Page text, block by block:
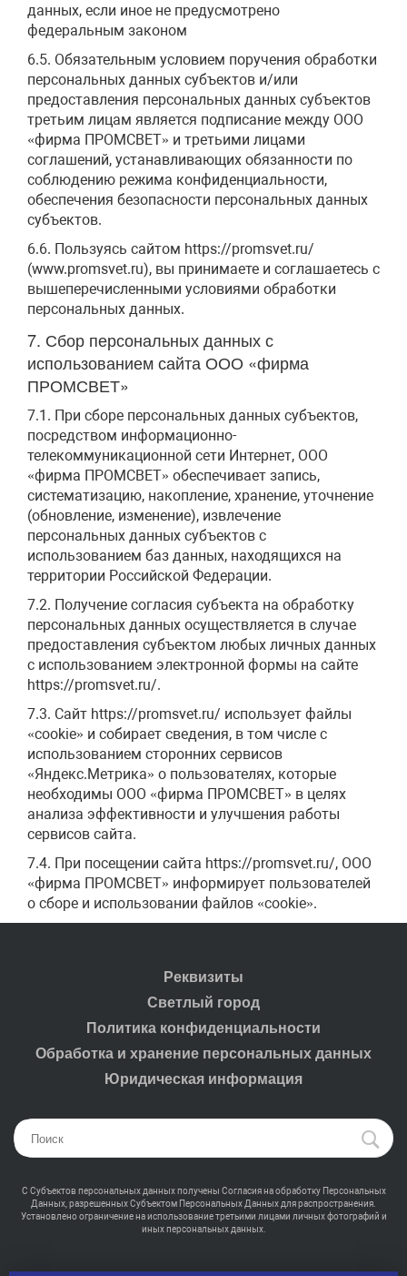
данных, если иное не предусмотрено
федеральным законом
6.5. Обязательным условием поручения обработки
персональных данных субъектов и/или
предоставления персональных данных субъектов
третьим лицам является подписание между ООО
«фирма ПРОМСВЕТ» и третьими лицами
соглашений, устанавливающих обязанности по
соблюдению режима конфиденциальности,
обеспечения безопасности персональных данных
субъектов.
6.6. Пользуясь сайтом https://promsvet.ru/
(www.promsvet.ru), вы принимаете и соглашаетесь с
вышеперечисленными условиями обработки
персональных данных.
7. Сбор персональных данных с
использованием сайта ООО «фирма
ПРОМСВЕТ»
7.1. При сборе персональных данных субъектов,
посредством информационно-
телекоммуникационной сети Интернет, ООО
«фирма ПРОМСВЕТ» обеспечивает запись,
систематизацию, накопление, хранение, уточнение
(обновление, изменение), извлечение
персональных данных субъектов с
использованием баз данных, находящихся на
территории Российской Федерации.
7.2. Получение согласия субъекта на обработку
персональных данных осуществляется в случае
предоставления субъектом любых личных данных
с использованием электронной формы на сайте
https://promsvet.ru/.
7.3. Сайт https://promsvet.ru/ использует файлы
«cookie» и собирает сведения, в том числе с
использованием сторонних сервисов
«Яндекс.Метрика» о пользователях, которые
необходимы ООО «фирма ПРОМСВЕТ» в целях
анализа эффективности и улучшения работы
сервисов сайта.
7.4. При посещении сайта https://promsvet.ru/, ООО
«фирма ПРОМСВЕТ» информирует пользователей
о сборе и использовании файлов «cookie».
Реквизиты
Светлый город
Политика конфиденциальности
Обработка и хранение персональных данных
Юридическая информация
С Субъектов персональных данных получены Согласия на обработку Персональных
Данных, разрешенных Субъектом Персональных Данных для распространения.
Установлено ограничение на использование третьими лицами личных фотографий и
иных персональных данных.